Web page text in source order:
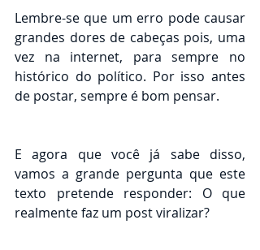
Lembre-se que um erro pode causar
grandes dores de cabeças pois, uma
vez na internet, para sempre no
histórico do político. Por isso antes
de postar, sempre é bom pensar.
E agora que você já sabe disso,
vamos a grande pergunta que este
texto pretende responder: O que
realmente faz um post viralizar?